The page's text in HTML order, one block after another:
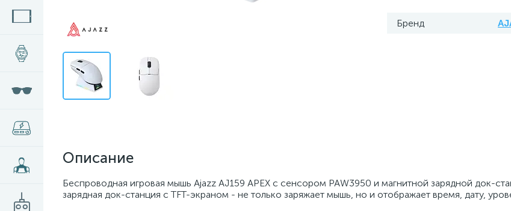
Бренд
Описание
Беспроводная игровая мышь Ajazz AJ159 APEX с сенсором PAW3950 и магнитной зарядной док-
зарядная док-станция с TFT-экраном - не только заряжает мышь, но и отображает время, дату,